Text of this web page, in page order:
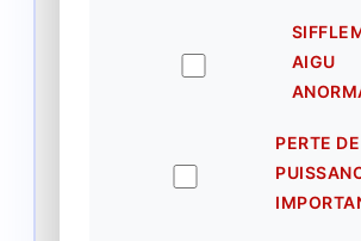
AIGU
PERTE DE